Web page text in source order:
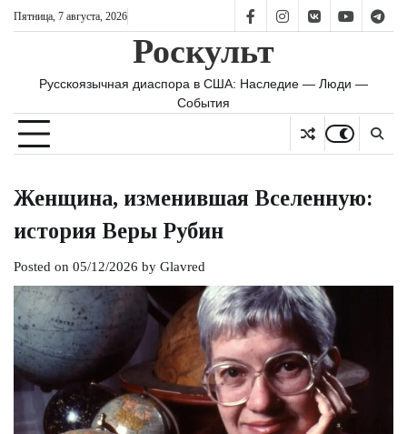
SkipПятница, 7 августа, 2026
FB IS vk YT TG
Роскульт
Русскоязычная диаспора в США: Наследие — Люди —
События
Женщина, изменившая Вселенную:
история Веры Рубин
Posted on 05/12/2026 by Glavred